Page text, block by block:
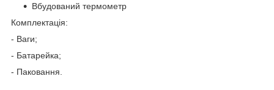
Вбудований термометр
Комплектація:
- Ваги;
- Батарейка;
- Паковання.